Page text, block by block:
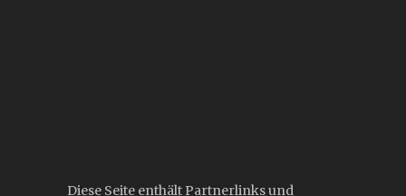
Diese Seite enthält Partnerlinks und